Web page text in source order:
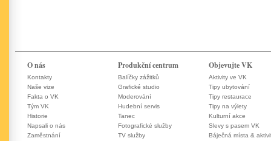
O nás
Kontakty
Naše vize
Fakta o VK
Tým VK
Historie
Napsali o nás
Zaměstnání
Produkční centrum
Balíčky zážitků
Grafické studio
Moderování
Hudební servis
Tanec
Fotografické služby
TV služby
Objevujte VK
Aktivity ve VK
Tipy ubytování
Tipy restaurace
Tipy na výlety
Kulturní akce
Slevy s pasem VK
Báječná místa &